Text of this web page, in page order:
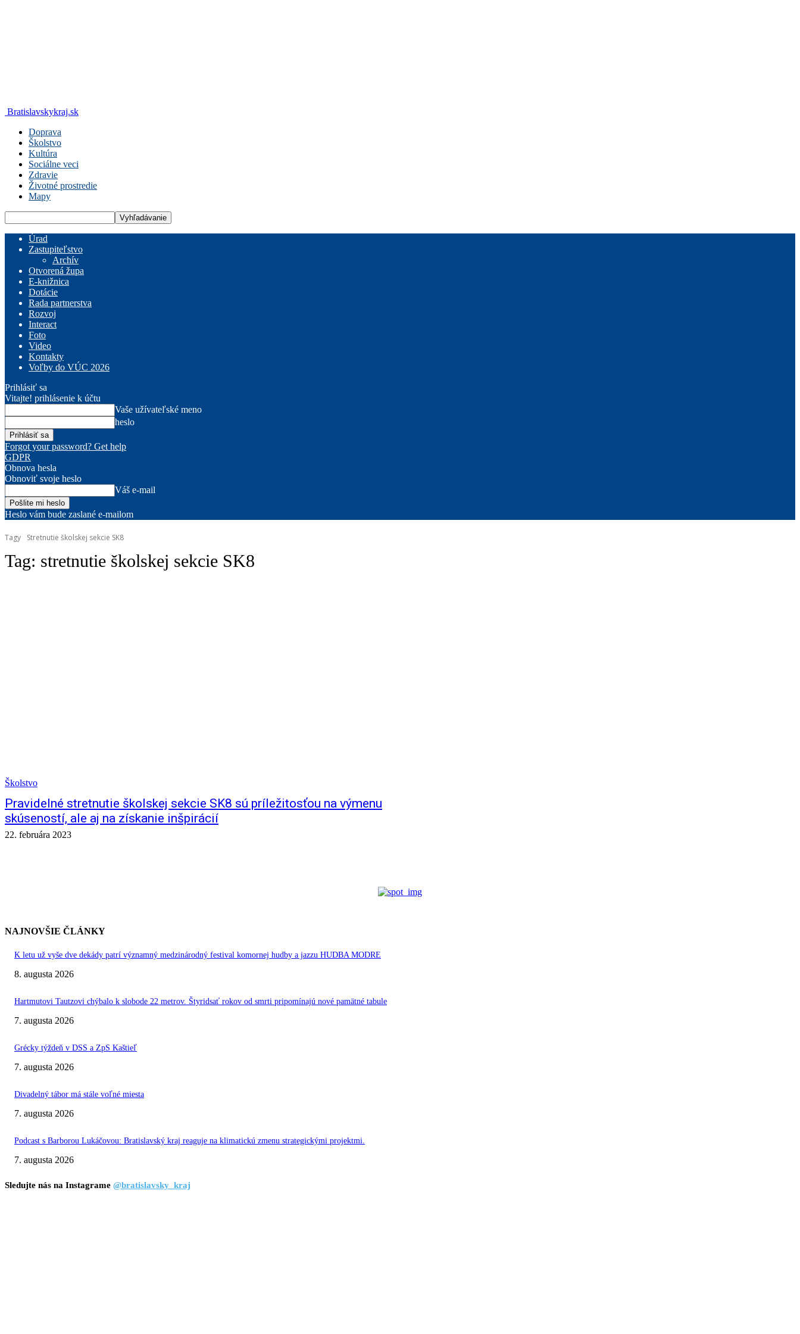
Bratislavskykraj.sk
Doprava
Školstvo
Kultúra
Sociálne veci
Zdravie
Životné prostredie
Mapy
Úrad
Zastupiteľstvo
Archív
Otvorená župa
E-knižnica
Dotácie
Rada partnerstva
Rozvoj
Interact
Foto
Video
Kontakty
Voľby do VÚC 2026
Prihlásiť sa
Vitajte! prihlásenie k účtu
Vaše užívateľské meno
heslo
Forgot your password? Get help
GDPR
Obnova hesla
Obnoviť svoje heslo
Váš e-mail
Heslo vám bude zaslané e-mailom
Tagy Stretnutie školskej sekcie SK8
Tag: stretnutie školskej sekcie SK8
Školstvo
Pravidelné stretnutie školskej sekcie SK8 sú príležitosťou na výmenu
skúseností, ale aj na získanie inšpirácií
22. februára 2023
NAJNOVŠIE ČLÁNKY
K letu už vyše dve dekády patrí významný medzinárodný festival komornej hudby a jazzu HUDBA MODRE
8. augusta 2026
Hartmutovi Tautzovi chýbalo k slobode 22 metrov. Štyridsať rokov od smrti pripomínajú nové pamätné tabule
7. augusta 2026
Grécky týždeň v DSS a ZpS Kaštieľ
7. augusta 2026
Divadelný tábor má stále voľné miesta
7. augusta 2026
Podcast s Barborou Lukáčovou: Bratislavský kraj reaguje na klimatickú zmenu strategickými projektmi.
7. augusta 2026
Sledujte nás na Instagrame @bratislavsky_kraj